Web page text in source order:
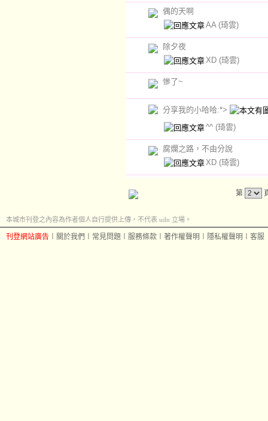
偶的天啊
AA (琦雲)
除夕夜
XD (琦雲)
慘了~
分享我的小哈哈:*>
^^ (琦雲)
腐爛之路，不由分說
XD (琦雲)
第
本城市刊登之內容為作者個人自行提供上傳，不代表 udn 立場。
刊登網站廣告 關於我們 常見問題 服務條款 著作權聲明 隱私權聲明 客服